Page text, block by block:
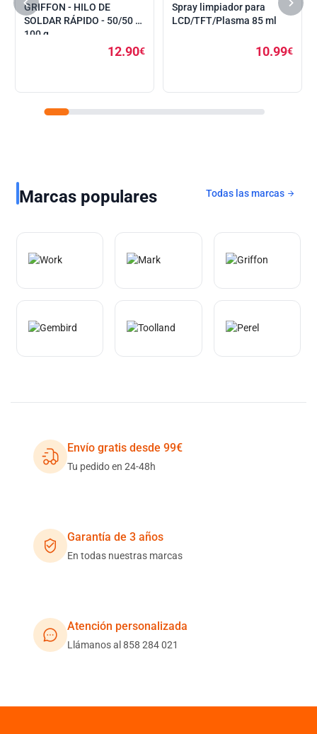
GRIFFON - HILO DE
SOLDAR RÁPIDO - 50/50 -
100 g
12.90€
Spray limpiador para
LCD/TFT/Plasma 85 ml
10.99€
Marcas populares Todas las marcas
Envío gratis desde 99€
Tu pedido en 24-48h
Garantía de 3 años
En todas nuestras marcas
Atención personalizada
Llámanos al 858 284 021